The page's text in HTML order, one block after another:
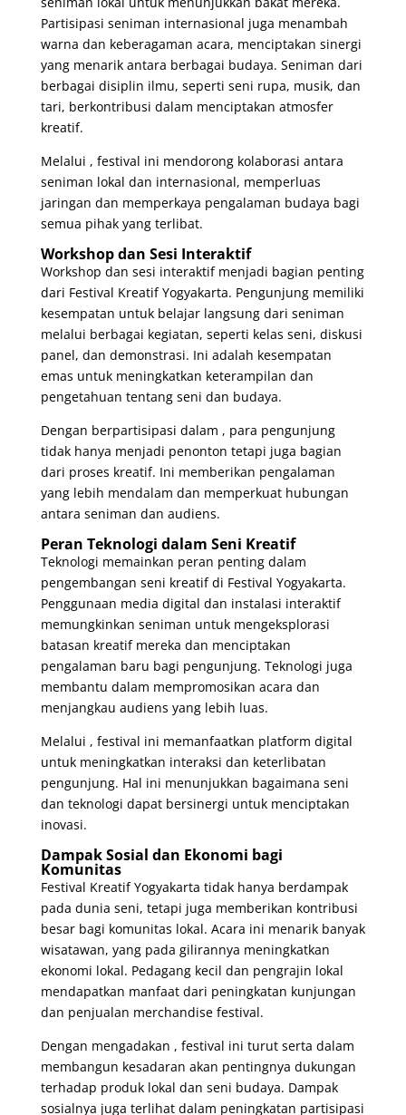
Partisipasi seniman internasional juga menambah
warna dan keberagaman acara, menciptakan sinergi
yang menarik antara berbagai budaya. Seniman dari
berbagai disiplin ilmu, seperti seni rupa, musik, dan
tari, berkontribusi dalam menciptakan atmosfer
kreatif.
Melalui , festival ini mendorong kolaborasi antara
seniman lokal dan internasional, memperluas
jaringan dan memperkaya pengalaman budaya bagi
semua pihak yang terlibat.
Workshop dan Sesi Interaktif
Workshop dan sesi interaktif menjadi bagian penting
dari Festival Kreatif Yogyakarta. Pengunjung memiliki
kesempatan untuk belajar langsung dari seniman
melalui berbagai kegiatan, seperti kelas seni, diskusi
panel, dan demonstrasi. Ini adalah kesempatan
emas untuk meningkatkan keterampilan dan
pengetahuan tentang seni dan budaya.
Dengan berpartisipasi dalam , para pengunjung
tidak hanya menjadi penonton tetapi juga bagian
dari proses kreatif. Ini memberikan pengalaman
yang lebih mendalam dan memperkuat hubungan
antara seniman dan audiens.
Peran Teknologi dalam Seni Kreatif
Teknologi memainkan peran penting dalam
pengembangan seni kreatif di Festival Yogyakarta.
Penggunaan media digital dan instalasi interaktif
memungkinkan seniman untuk mengeksplorasi
batasan kreatif mereka dan menciptakan
pengalaman baru bagi pengunjung. Teknologi juga
membantu dalam mempromosikan acara dan
menjangkau audiens yang lebih luas.
Melalui , festival ini memanfaatkan platform digital
untuk meningkatkan interaksi dan keterlibatan
pengunjung. Hal ini menunjukkan bagaimana seni
dan teknologi dapat bersinergi untuk menciptakan
inovasi.
Dampak Sosial dan Ekonomi bagi
Komunitas
Festival Kreatif Yogyakarta tidak hanya berdampak
pada dunia seni, tetapi juga memberikan kontribusi
besar bagi komunitas lokal. Acara ini menarik banyak
wisatawan, yang pada gilirannya meningkatkan
ekonomi lokal. Pedagang kecil dan pengrajin lokal
mendapatkan manfaat dari peningkatan kunjungan
dan penjualan merchandise festival.
Dengan mengadakan , festival ini turut serta dalam
membangun kesadaran akan pentingnya dukungan
terhadap produk lokal dan seni budaya. Dampak
sosialnya juga terlihat dalam peningkatan partisipasi